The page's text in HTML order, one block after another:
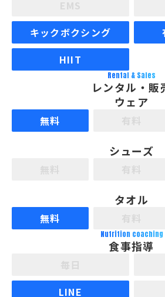
キックボクシング
HIIT
Rental & Sales
レンタル・販
ウェア
無料
シューズ
タオル
無料
Nutrition coaching
食事指導
LINE